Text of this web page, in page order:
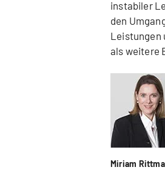
instabiler
den
Leistungen
als weitere
Miriam